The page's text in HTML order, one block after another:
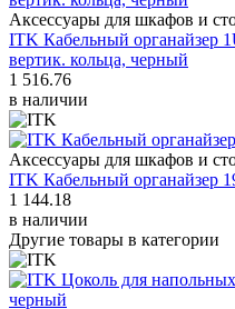
Аксессуары для шкафов и
ITK Кабельный органайзер
вертик. кольца, черный
1 516.76
в наличии
Аксессуары для шкафов и
ITK Кабельный органайзер
1 144.18
в наличии
Другие товары в категории